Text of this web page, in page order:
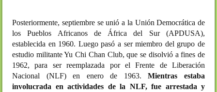
Posteriormente, septiembre se unió a la Unión Democrática de
los Pueblos Africanos de África del Sur (APDUSA),
establecida en 1960. Luego pasó a ser miembro del grupo de
estudio militante Yu Chi Chan Club, que se disolvió a fines de
1962, para ser reemplazada por el Frente de Liberación
Nacional (NLF) en enero de 1963.Mientras estaba
involucrada en actividades de la NLF, fue arrestada y